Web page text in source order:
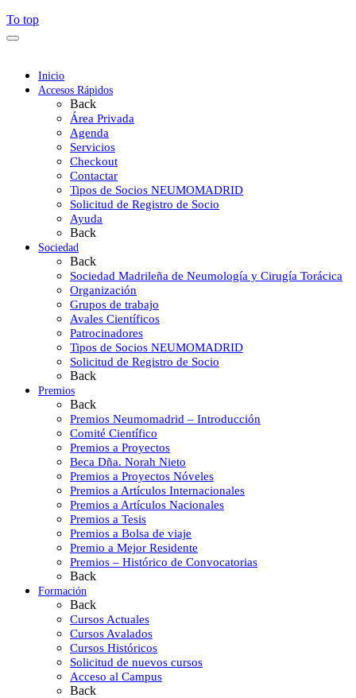
To top
Inicio
Accesos Rápidos
Back
Área Privada
Agenda
Servicios
Checkout
Contactar
Tipos de Socios NEUMOMADRID
Solicitud de Registro de Socio
Ayuda
Back
Sociedad
Back
Sociedad Madrileña de Neumología y Cirugía Torácica
Organización
Grupos de trabajo
Avales Científicos
Patrocinadores
Tipos de Socios NEUMOMADRID
Solicitud de Registro de Socio
Back
Premios
Back
Premios Neumomadrid – Introducción
Comité Científico
Premios a Proyectos
Beca Dña. Norah Nieto
Premios a Proyectos Nóveles
Premios a Artículos Internacionales
Premios a Artículos Nacionales
Premios a Tesis
Premios a Bolsa de viaje
Premio a Mejor Residente
Premios – Histórico de Convocatorias
Back
Formación
Back
Cursos Actuales
Cursos Avalados
Cursos Históricos
Solicitud de nuevos cursos
Acceso al Campus
Back